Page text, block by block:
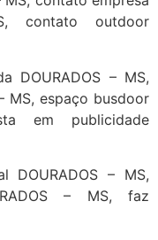
contato outdoor
DOURADOS – MS,
MS, espaço busdoor
em publicidade
DOURADOS – MS,
– MS, faz